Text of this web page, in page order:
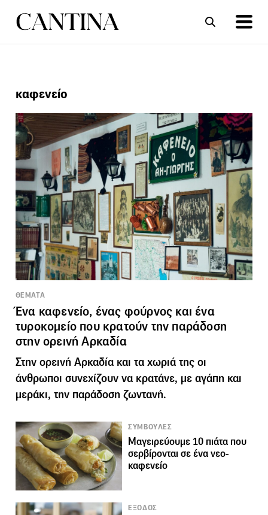
ΣΥΝΤΑΓΕΣ
καφενείο
ΘΕΜΑΤΑ
Ένα καφενείο, ένας φούρνος και ένα
τυροκομείο που κρατούν την παράδοση
στην ορεινή Αρκαδία
Στην ορεινή Αρκαδία και τα χωριά της οι
άνθρωποι συνεχίζουν να κρατάνε, με αγάπη και
μεράκι, την παράδοση ζωντανή.
ΣΥΜΒΟΥΛΕΣ
Μαγειρεύουμε 10 πιάτα που
σερβίρονται σε ένα νεο-
καφενείο
ΕΞΟΔΟΣ